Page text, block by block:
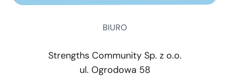
BIURO
Strengths Community Sp. z o.o.
ul. Ogrodowa 58